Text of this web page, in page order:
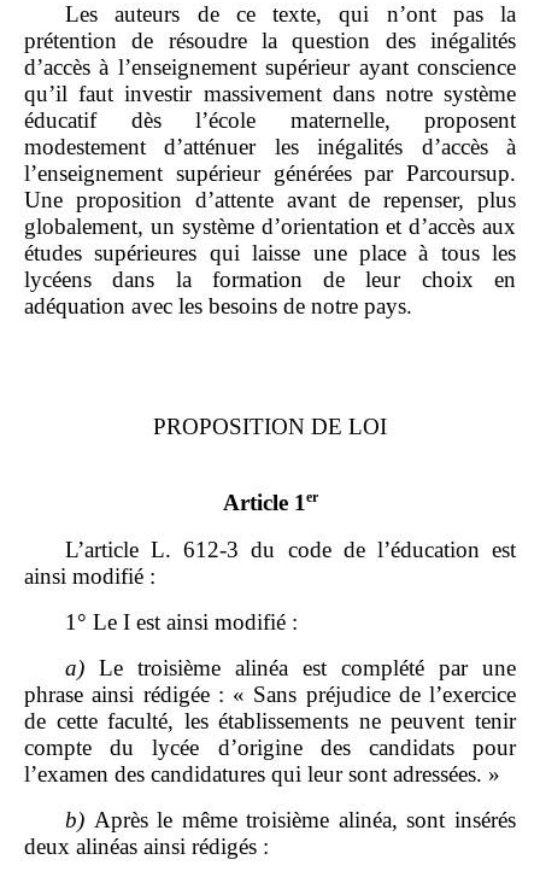
Les auteurs de ce texte, qui n’ont pas la
prétention de résoudre la question des inégalités
d’accès à l’enseignement supérieur ayant conscience
qu’il faut investir massivement dans notre système
éducatif dès l’école maternelle, proposent
modestement d’atténuer les inégalités d’accès à
l’enseignement supérieur générées par Parcoursup.
Une proposition d’attente avant de repenser, plus
globalement, un système d’orientation et d’accès aux
études supérieures qui laisse une place à tous les
lycéens dans la formation de leur choix en
adéquation avec les besoins de notre pays.
PROPOSITION DE LOI
Article 1er
L’article L. 612‑3 du code de l’éducation est
ainsi modifié :
1° Le I est ainsi modifié :
a) Le troisième alinéa est complété par une
phrase ainsi rédigée : « Sans préjudice de l’exercice
de cette faculté, les établissements ne peuvent tenir
compte du lycée d’origine des candidats pour
l’examen des candidatures qui leur sont adressées. »
b) Après le même troisième alinéa, sont insérés
deux alinéas ainsi rédigés :